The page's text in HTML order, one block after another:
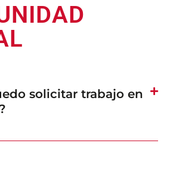
solicitar trabajo en